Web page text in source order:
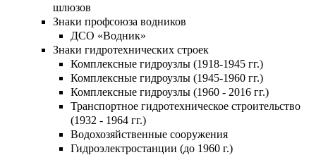
шлюзов
Знаки профсоюза водников
ДСО «Водник»
Знаки гидротехнических строек
Комплексные гидроузлы (1918-1945 гг.)
Комплексные гидроузлы (1945-1960 гг.)
Комплексные гидроузлы (1960 - 2016 гг.)
Транспортное гидротехническое строительство
(1932 - 1964 гг.)
Водохозяйственные сооружения
Гидроэлектростанции (до 1960 г.)